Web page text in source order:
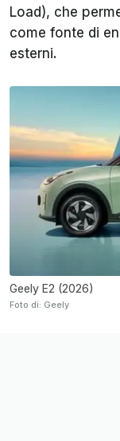
Load), che
come fonte di
esterni.
Geely E2 (2026)
Foto di: Geely